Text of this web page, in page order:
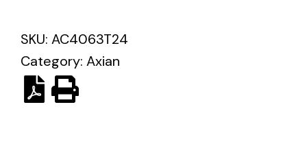
Variedad de soluciones solares para todo tipo
de necesidades.
SKU: AC4063T24
Category: Axian